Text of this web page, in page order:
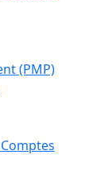
(PMP)